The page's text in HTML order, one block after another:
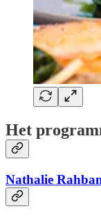
Het
Nathalie